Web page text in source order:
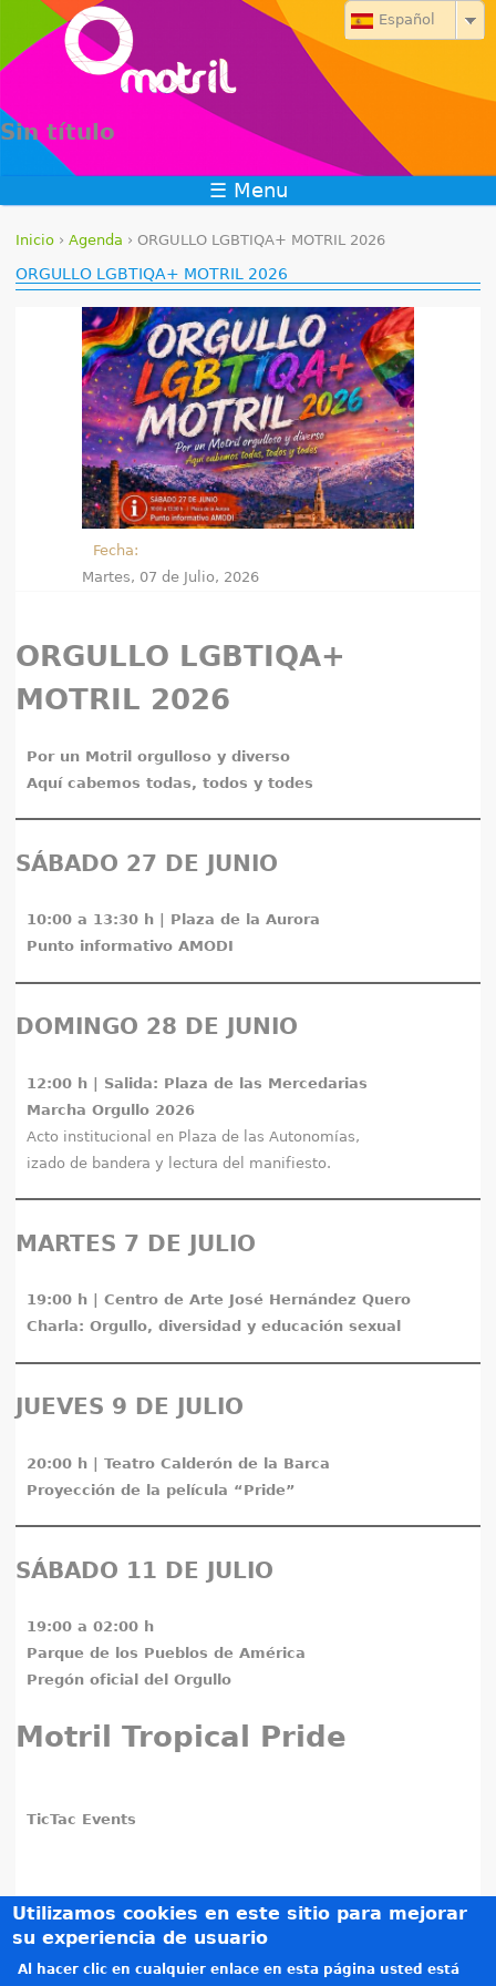
Jump to navigation
Sin título
Español
☰ Menu
S
r
a
u
s
e
d
Inicio ›Agenda ›ORGULLO LGBTIQA+ MOTRIL 2026
ORGULLO LGBTIQA+ MOTRIL 2026
Fecha:
Martes, 07 de Julio, 2026
ORGULLO LGBTIQA+
MOTRIL 2026
Por un Motril orgulloso y diverso
Aquí cabemos todas, todos y todes
SÁBADO 27 DE JUNIO
10:00 a 13:30 h | Plaza de la Aurora
Punto informativo AMODI
DOMINGO 28 DE JUNIO
12:00 h | Salida: Plaza de las Mercedarias
Marcha Orgullo 2026
Acto institucional en Plaza de las Autonomías,
izado de bandera y lectura del manifiesto.
MARTES 7 DE JULIO
19:00 h | Centro de Arte José Hernández Quero
Charla: Orgullo, diversidad y educación sexual
JUEVES 9 DE JULIO
20:00 h | Teatro Calderón de la Barca
Proyección de la película “Pride”
SÁBADO 11 DE JULIO
19:00 a 02:00 h
Parque de los Pueblos de América
Pregón oficial del Orgullo
Motril Tropical Pride
TicTac Events
Créditos
Utilizamos cookies en este sitio para mejorar
su experiencia de usuario
Al hacer clic en cualquier enlace en esta página usted está